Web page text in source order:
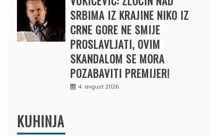
SRBIMA IZ KRAJINE NIKO IZ
CRNE GORE NE SMIJE
PROSLAVLJATI, OVIM
SKANDALOM SE MORA
POZABAVITI PREMIJER!
4. avgust 2026.
KUHINJA